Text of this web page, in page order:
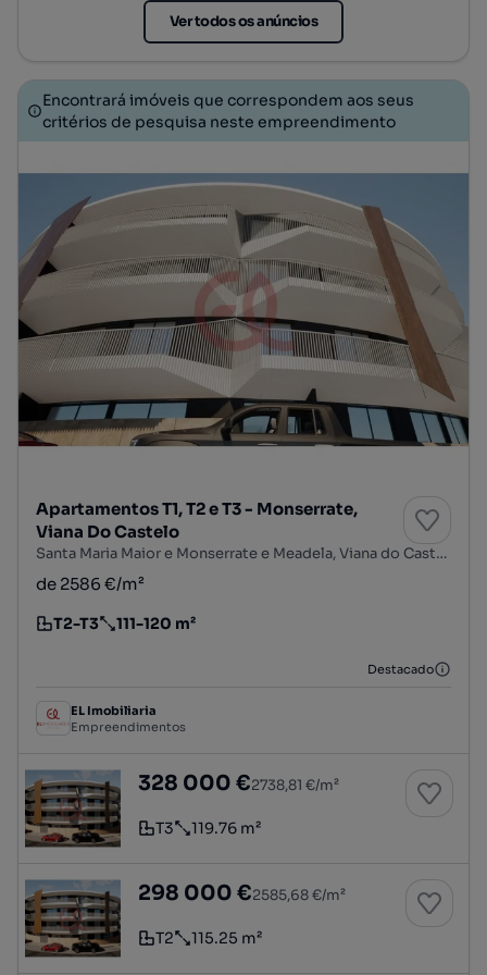
Ver todos os anúncios
Encontrará imóveis que correspondem aos seus
critérios de pesquisa neste empreendimento
Apartamentos T1, T2 e T3 - Monserrate,
Viana Do Castelo
Santa Maria Maior e Monserrate e Meadela, Viana do Castelo, Viana do Castelo
de 2586 €/m²
Tipologia
T2-T3
Preço por metro quadrado
111-120 m²
Destacado
EL Imobiliaria
Empreendimentos
Apartamento T3 - Areosa, Viana do Castelo
328 000 €2738,81 €/m²
Tipologia
T3
Preço por metro quadrado
119.76 m²
Apartamento T2 - Areosa, Viana do Castelo
298 000 €2585,68 €/m²
Tipologia
T2
Preço por metro quadrado
115.25 m²